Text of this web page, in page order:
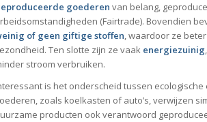
goederen van belang,
(Fairtrade). Bovendien
of geen giftige stoffen, waardoor ze
Ten slotte zijn ze vaak energiezuinig
stroom verbruiken.
is het onderscheid tussen
zoals koelkasten of auto’s, verwijzen
producten ook verantwoord